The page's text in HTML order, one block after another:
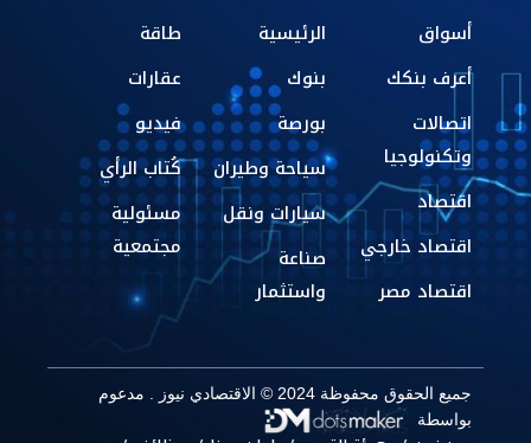
أسواق
أعرف بنكك
اتصالات
وتكنولوجيا
اقتصاد
اقتصاد خارجي
اقتصاد مصر
الرئيسية
بنوك
بورصة
سياحة وطيران
سيارات ونقل
صناعة
واستثمار
طاقة
عقارات
فيديو
كُتاب الرأي
مسئولية
مجتمعية
جميع الحقوق محفوظة 2024 © الاقتصادي نيوز . مدعوم
بواسطة